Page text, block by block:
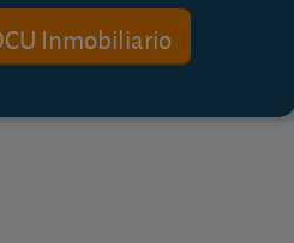
Inmobiliario